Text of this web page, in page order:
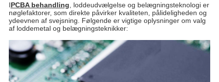
IPCBA behandling , loddeudvælgelse og belægningsteknologi er
nøglefaktorer, som direkte påvirker kvaliteten, pålideligheden og
ydeevnen af ​​svejsning. Følgende er vigtige oplysninger om valg
af loddemetal og belægningsteknikker: